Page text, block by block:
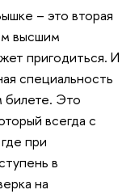
– это вторая
высшим
пригодиться. И
специальность
билете. Это
всегда с
при
в
на